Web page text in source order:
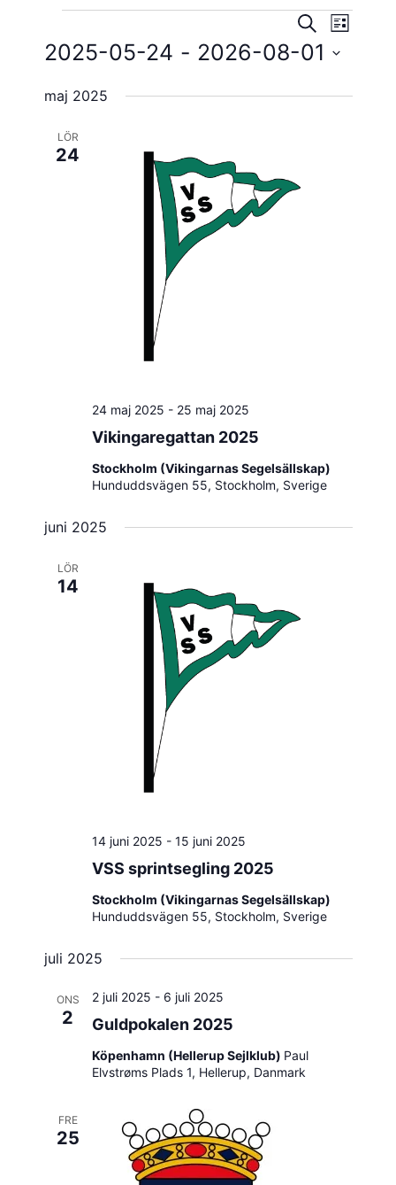
Search
and
SÖK LISTA
2025-05-24 - 2026-08-01
datum.
maj 2025
LÖR
24
Vikingaregattan 2025
24 maj 2025 - 25 maj 2025
Stockholm (Vikingarnas Segelsällskap)
Hunduddsvägen 55, Stockholm, Sverige
juni 2025
LÖR
14
VSS sprintsegling 2025
14 juni 2025 - 15 juni 2025
Stockholm (Vikingarnas Segelsällskap)
Hunduddsvägen 55, Stockholm, Sverige
juli 2025
ONS
2 Guldpokalen 2025
2 juli 2025 - 6 juli 2025
Köpenhamn (Hellerup Sejlklub) Paul
Elvstrøms Plads 1, Hellerup, Danmark
FRE
25